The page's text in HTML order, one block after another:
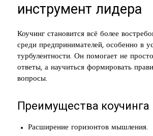
инструмент лидера
Коучинг становится всё более
среди предпринимателей, особенно в
турбулентности. Он помогает не
ответы, а научиться формировать
вопросы.
Преимущества коучинга
Расширение горизонтов мышления.